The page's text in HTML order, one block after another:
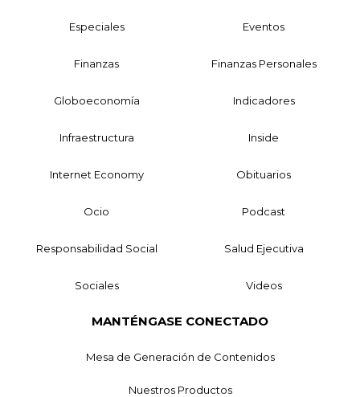
Especiales Eventos
Finanzas Finanzas Personales
Globoeconomía Indicadores
Infraestructura Inside
Internet Economy Obituarios
Ocio Podcast
Responsabilidad Social Salud Ejecutiva
Sociales Videos
MANTÉNGASE CONECTADO
Mesa de Generación de Contenidos
Nuestros Productos